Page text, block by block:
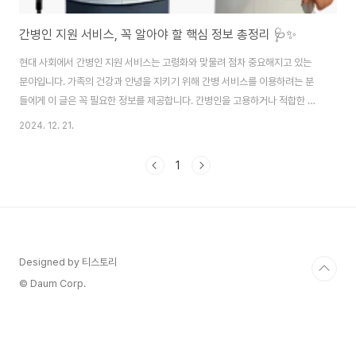
간병인 지원 서비스, 꼭 알아야 할 핵심 정보 총정리 🩺✨
현대 사회에서 간병인 지원 서비스는 고령화와 맞물려 점차 중요해지고 있는
분야입니다. 가족의 건강과 안녕을 지키기 위해 간병 서비스를 이용하려는 분
들에게 이 글은 꼭 필요한 정보를 제공합니다. 간병인을 고용하거나 적합한 서
비스를 선택하려면 어떤 사항을 고려해야 할지 알아보세요. 😊1. 간병인 지원
체적, 정신적으로 도움이 필요한 가족 구성원을 지원하고 돌보는 역할을 담당
2024. 12. 21.
1
Designed by 티스토리
© Daum Corp.